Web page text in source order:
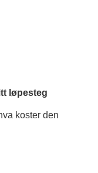
løpesteg